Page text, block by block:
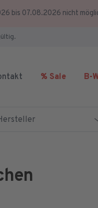
bis 07.08.2026 nicht
% Sale B-